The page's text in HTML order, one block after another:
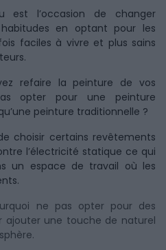
est l’occasion de changer
en optant pour les
faciles à vivre et plus sains
refaire la peinture de vos
opter pour une peinture
peinture traditionnelle ?
choisir certains revêtements
l’électricité statique ce qui
un espace de travail où les
ne pas opter pour des
ajouter une touche de naturel